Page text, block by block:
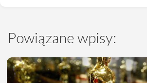
Powiązane wpisy: